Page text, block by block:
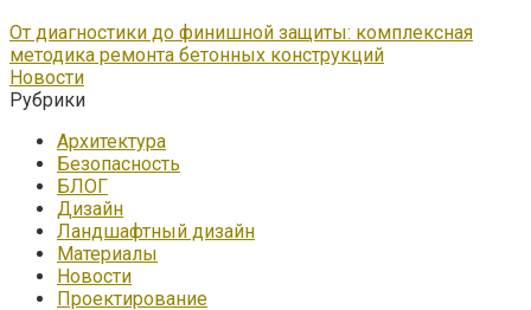
От диагностики до финишной защиты: комплексная
методика ремонта бетонных конструкций
Новости
Рубрики
Архитектура
Безопасность
БЛОГ
Дизайн
Ландшафтный дизайн
Материалы
Новости
Проектирование